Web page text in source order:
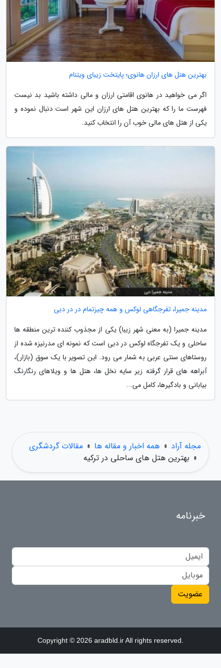
بهترین هتل های ارزان هانوی؛ پایتخت زیبای ویتنام
اگر می خواهید در هانوی اقامتی ارزان و مالی داشته باشید بد نیست
فهرست ما را که بهترین هتل های ارزان این شهر است دنبال نموده و
یکی از هتل های مالی خوب آن را انتخاب کنید.
مدینه جمیرا، تفرجگاهی لوکس و همه چیزتمام در در دبی
مدینه جمیرا (به معنی شهر زیبا) یکی از مجذوب کننده ترین منطقه ها
ساحلی و یک تفرجگاه لوکس در دبی است که نمونه ای مدرنیزه شده از
روستاهای سنتی عربی به شمار می رود. این تصویر با یک سوق (بازار)،
آبراهه های قرار گرفته زیر سایه نخل ها، هتل ها و ویلاهای رنگارنگ
بیابانی و بادگیرها، کامل می...
مجله آراد » همه اخبار و مقاله ها » مقالات گردشگری
» بهترین هتل های ساحلی در ترکیه
خبرنامه
عضویت
Copyright © 2026 aradbld.ir All rights reserved.